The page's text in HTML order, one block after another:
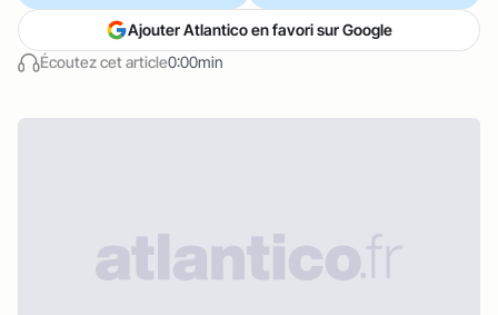
Écoutez cet article0:00min
Ajouter Atlantico en favori sur Google